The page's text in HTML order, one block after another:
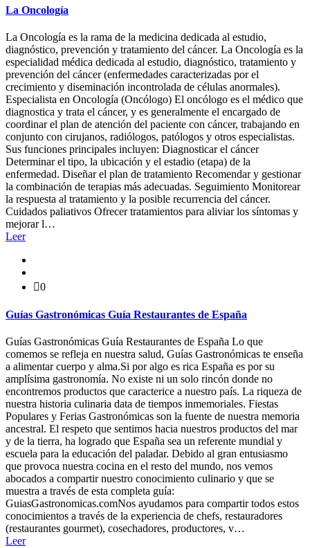
La Oncología
La Oncología es la rama de la medicina dedicada al estudio,
diagnóstico, prevención y tratamiento del cáncer. La Oncología es la
especialidad médica dedicada al estudio, diagnóstico, tratamiento y
prevención del cáncer (enfermedades caracterizadas por el
crecimiento y diseminación incontrolada de células anormales).
Especialista en Oncología (Oncólogo) El oncólogo es el médico que
diagnostica y trata el cáncer, y es generalmente el encargado de
coordinar el plan de atención del paciente con cáncer, trabajando en
conjunto con cirujanos, radiólogos, patólogos y otros especialistas.
Sus funciones principales incluyen: Diagnosticar el cáncer
Determinar el tipo, la ubicación y el estadio (etapa) de la
enfermedad. Diseñar el plan de tratamiento Recomendar y gestionar
la combinación de terapias más adecuadas. Seguimiento Monitorear
la respuesta al tratamiento y la posible recurrencia del cáncer.
Cuidados paliativos Ofrecer tratamientos para aliviar los síntomas y
mejorar l…
Leer
0
Guías Gastronómicas Guía Restaurantes de España
Guías Gastronómicas Guía Restaurantes de España Lo que
comemos se refleja en nuestra salud, Guías Gastronómicas te enseña
a alimentar cuerpo y alma.Si por algo es rica España es por su
amplísima gastronomía. No existe ni un solo rincón donde no
encontremos productos que caracterice a nuestro país. La riqueza de
nuestra historia culinaria data de tiempos inmemoriales. Fiestas
Populares y Ferias Gastronómicas son la fuente de nuestra memoria
ancestral. El respeto que sentimos hacia nuestros productos del mar
y de la tierra, ha logrado que España sea un referente mundial y
escuela para la educación del paladar. Debido al gran entusiasmo
que provoca nuestra cocina en el resto del mundo, nos vemos
abocados a compartir nuestro conocimiento culinario y que se
muestra a través de esta completa guía:
GuiasGastronomicas.comNos ayudamos para compartir todos estos
conocimientos a través de la experiencia de chefs, restauradores
(restaurantes gourmet), cosechadores, productores, v…
Leer